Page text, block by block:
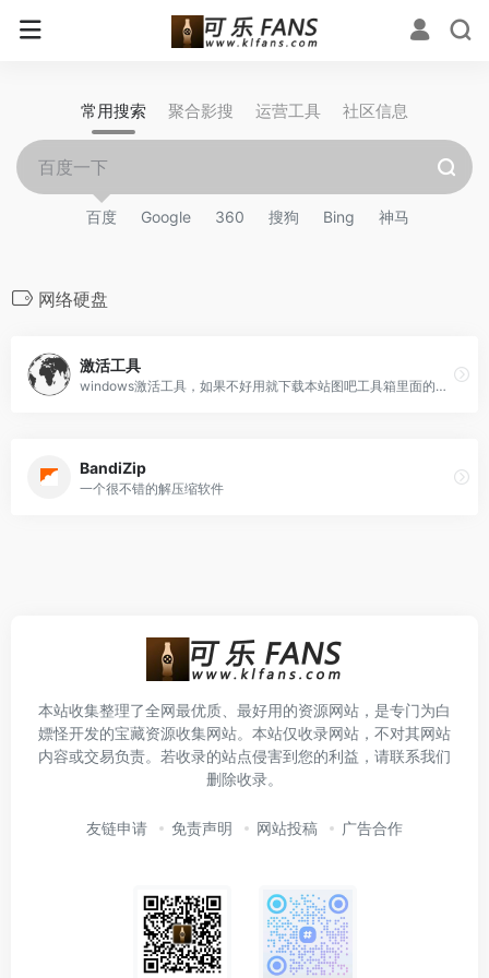
常用搜索 聚合影搜 运营工具 社区信息
百度 Google 360 搜狗 Bing 神马
网络硬盘
激活工具
windows激活工具，如果不好用就下载本站图吧工具箱里面的试试看
BandiZip
一个很不错的解压缩软件
本站收集整理了全网最优质、最好用的资源网站，是专门为白
嫖怪开发的宝藏资源收集网站。本站仅收录网站，不对其网站
内容或交易负责。若收录的站点侵害到您的利益，请联系我们
删除收录。
友链申请 免责声明 网站投稿 广告合作